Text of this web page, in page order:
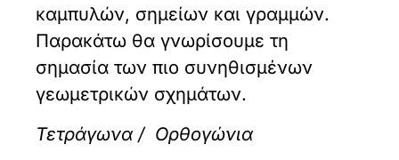
καμπυλών, σημείων και γραμμών.
Παρακάτω θα γνωρίσουμε τη
σημασία των πιο συνηθισμένων
γεωμετρικών σχημάτων.
Τετράγωνα / Ορθογώνια